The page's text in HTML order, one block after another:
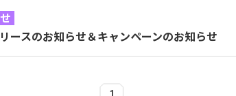
ースのお知らせ＆キャンペーンのお知らせ